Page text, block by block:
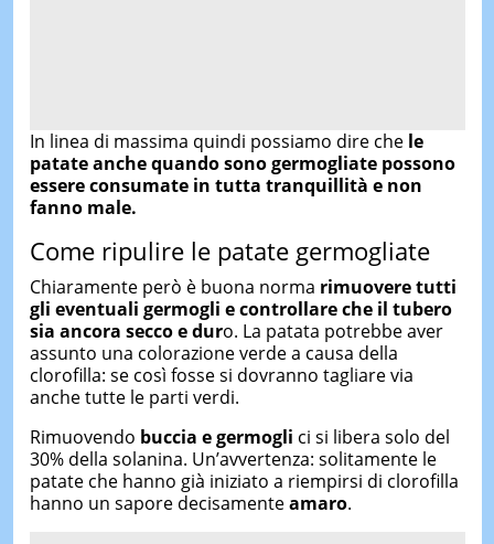
In linea di massima quindi possiamo dire che le
patate anche quando sono germogliate possono
essere consumate in tutta tranquillità e non
fanno male.
Come ripulire le patate germogliate
Chiaramente però è buona norma rimuovere tutti
gli eventuali germogli e controllare che il tubero
sia ancora secco e duro. La patata potrebbe aver
assunto una colorazione verde a causa della
clorofilla: se così fosse si dovranno tagliare via
anche tutte le parti verdi.
Rimuovendo buccia e germogli ci si libera solo del
30% della solanina. Un’avvertenza: solitamente le
patate che hanno già iniziato a riempirsi di clorofilla
hanno un sapore decisamenteamaro.